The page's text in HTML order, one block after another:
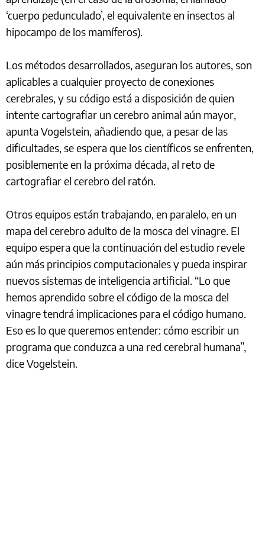
‘cuerpo pedunculado’, el equivalente en insectos al
hipocampo de los mamíferos).
Los métodos desarrollados, aseguran los autores, son
aplicables a cualquier proyecto de conexiones
cerebrales, y su código está a disposición de quien
intente cartografiar un cerebro animal aún mayor,
apunta Vogelstein, añadiendo que, a pesar de las
dificultades, se espera que los científicos se enfrenten,
posiblemente en la próxima década, al reto de
cartografiar el cerebro del ratón.
Otros equipos están trabajando, en paralelo, en un
mapa del cerebro adulto de la mosca del vinagre. El
equipo espera que la continuación del estudio revele
aún más principios computacionales y pueda inspirar
nuevos sistemas de inteligencia artificial. “Lo que
hemos aprendido sobre el código de la mosca del
vinagre tendrá implicaciones para el código humano.
Eso es lo que queremos entender: cómo escribir un
programa que conduzca a una red cerebral humana”,
dice Vogelstein.